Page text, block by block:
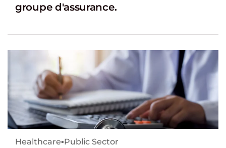
groupe d'assurance.
Healthcare▪Public Sector